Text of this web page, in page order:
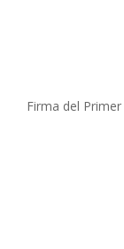
Firma del